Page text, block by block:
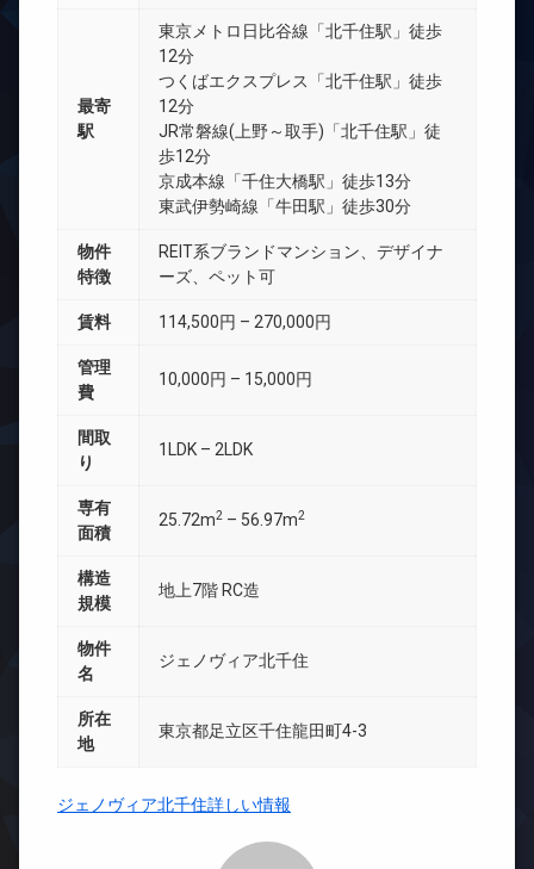
最寄
駅
東京メトロ日比谷線「北千住駅」徒歩
12分
つくばエクスプレス「北千住駅」徒歩
12分
JR常磐線(上野～取手)「北千住駅」徒
歩12分
京成本線「千住大橋駅」徒歩13分
東武伊勢崎線「牛田駅」徒歩30分
物件
特徴
REIT系ブランドマンション、デザイナ
ーズ、ペット可
賃料 114,500円 – 270,000円
管理
費
10,000円 – 15,000円
間取
り
1LDK – 2LDK
専有
面積
25.72m2 – 56.97m2
構造
規模
地上7階 RC造
物件
名
ジェノヴィア北千住
所在
地
東京都足立区千住龍田町4-3
ジェノヴィア北千住詳しい情報